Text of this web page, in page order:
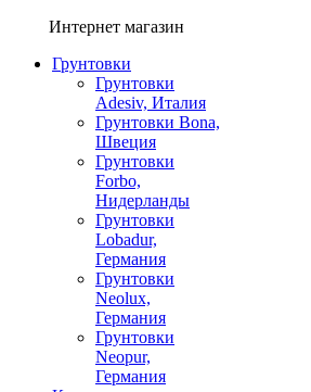
Интернет магазин
Грунтовки
Грунтовки
Adesiv, Италия
Грунтовки Bona,
Швеция
Грунтовки
Forbo,
Нидерланды
Грунтовки
Lobadur,
Германия
Грунтовки
Neolux,
Германия
Грунтовки
Neopur,
Германия